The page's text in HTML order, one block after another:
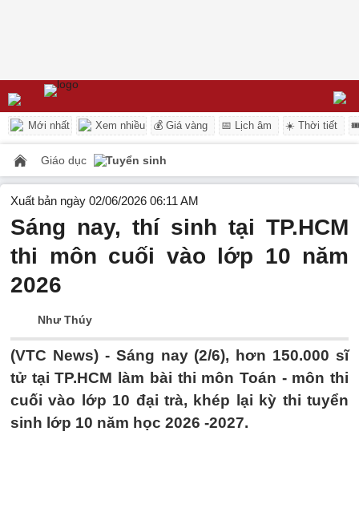
Mới nhất Xem nhiều 💰 Giá vàng 📅 Lịch âm ☀️ Thời tiết
Giáo dục Tuyển sinh
Xuất bản ngày 02/06/2026 06:11 AM
Sáng nay, thí sinh tại TP.HCM
thi môn cuối vào lớp 10 năm
2026
Như Thúy
(VTC News) - Sáng nay (2/6), hơn 150.000 sĩ
tử tại TP.HCM làm bài thi môn Toán - môn thi
cuối vào lớp 10 đại trà, khép lại kỳ thi tuyển
sinh lớp 10 năm học 2026 -2027.